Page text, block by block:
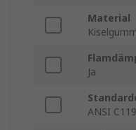
Material
Ja
ANSI